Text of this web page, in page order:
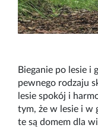
Bieganie po lesie i
pewnego rodzaju
lesie spokój i
tym, że w lesie i w
te są domem dla